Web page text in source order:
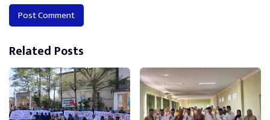
Alternative:
Related Posts